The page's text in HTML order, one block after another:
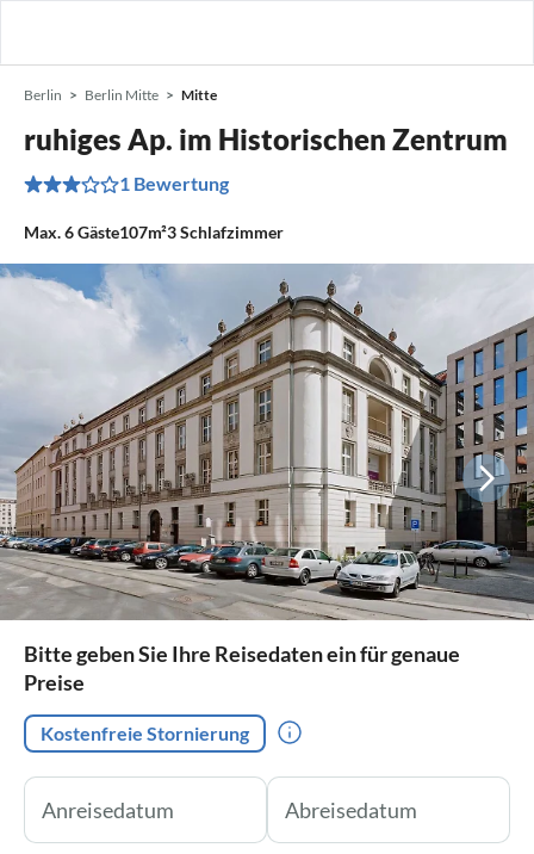
Berlin Berlin Mitte Mitte
ruhiges Ap. im Historischen Zentrum
1 Bewertung
Max.6Gäste107m²3Schlafzimmer
Bitte geben Sie Ihre Reisedaten ein für genaue
Preise
Kostenfreie Stornierung